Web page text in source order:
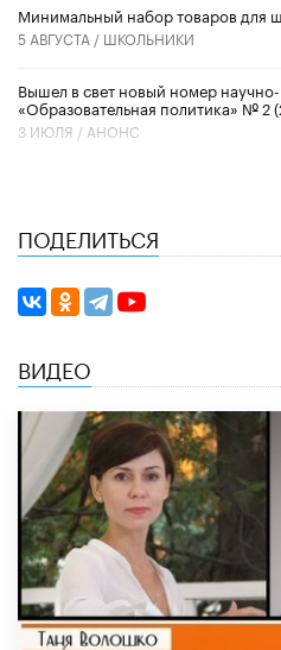
Минимальный набор товаров для
5 АВГУСТА / ШКОЛЬНИКИ
Вышел в свет новый номер
«Образовательная политика» № 2
3 ИЮЛЯ / АНОНС
ПОДЕЛИТЬСЯ
ВИДЕО